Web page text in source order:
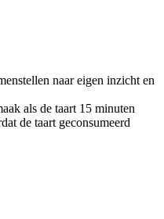
naar eigen inzicht en
als de taart 15 minuten
de taart geconsumeerd